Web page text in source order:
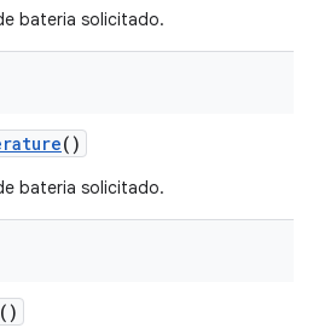
bateria solicitado.
()
bateria solicitado.
()